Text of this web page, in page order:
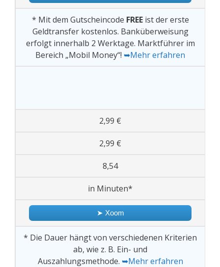
* Mit dem Gutscheincode FREEist der erste
Geldtransfer kostenlos. Banküberweisung
erfolgt innerhalb 2 Werktage. Marktführer im
Bereich „Mobil Money“! ➥Mehr erfahren
2,99 €
2,99 €
8,54
in Minuten*
➤ Xoom
* Die Dauer hängt von verschiedenen Kriterien
ab, wie z. B. Ein- und
Auszahlungsmethode. ➥Mehr erfahren